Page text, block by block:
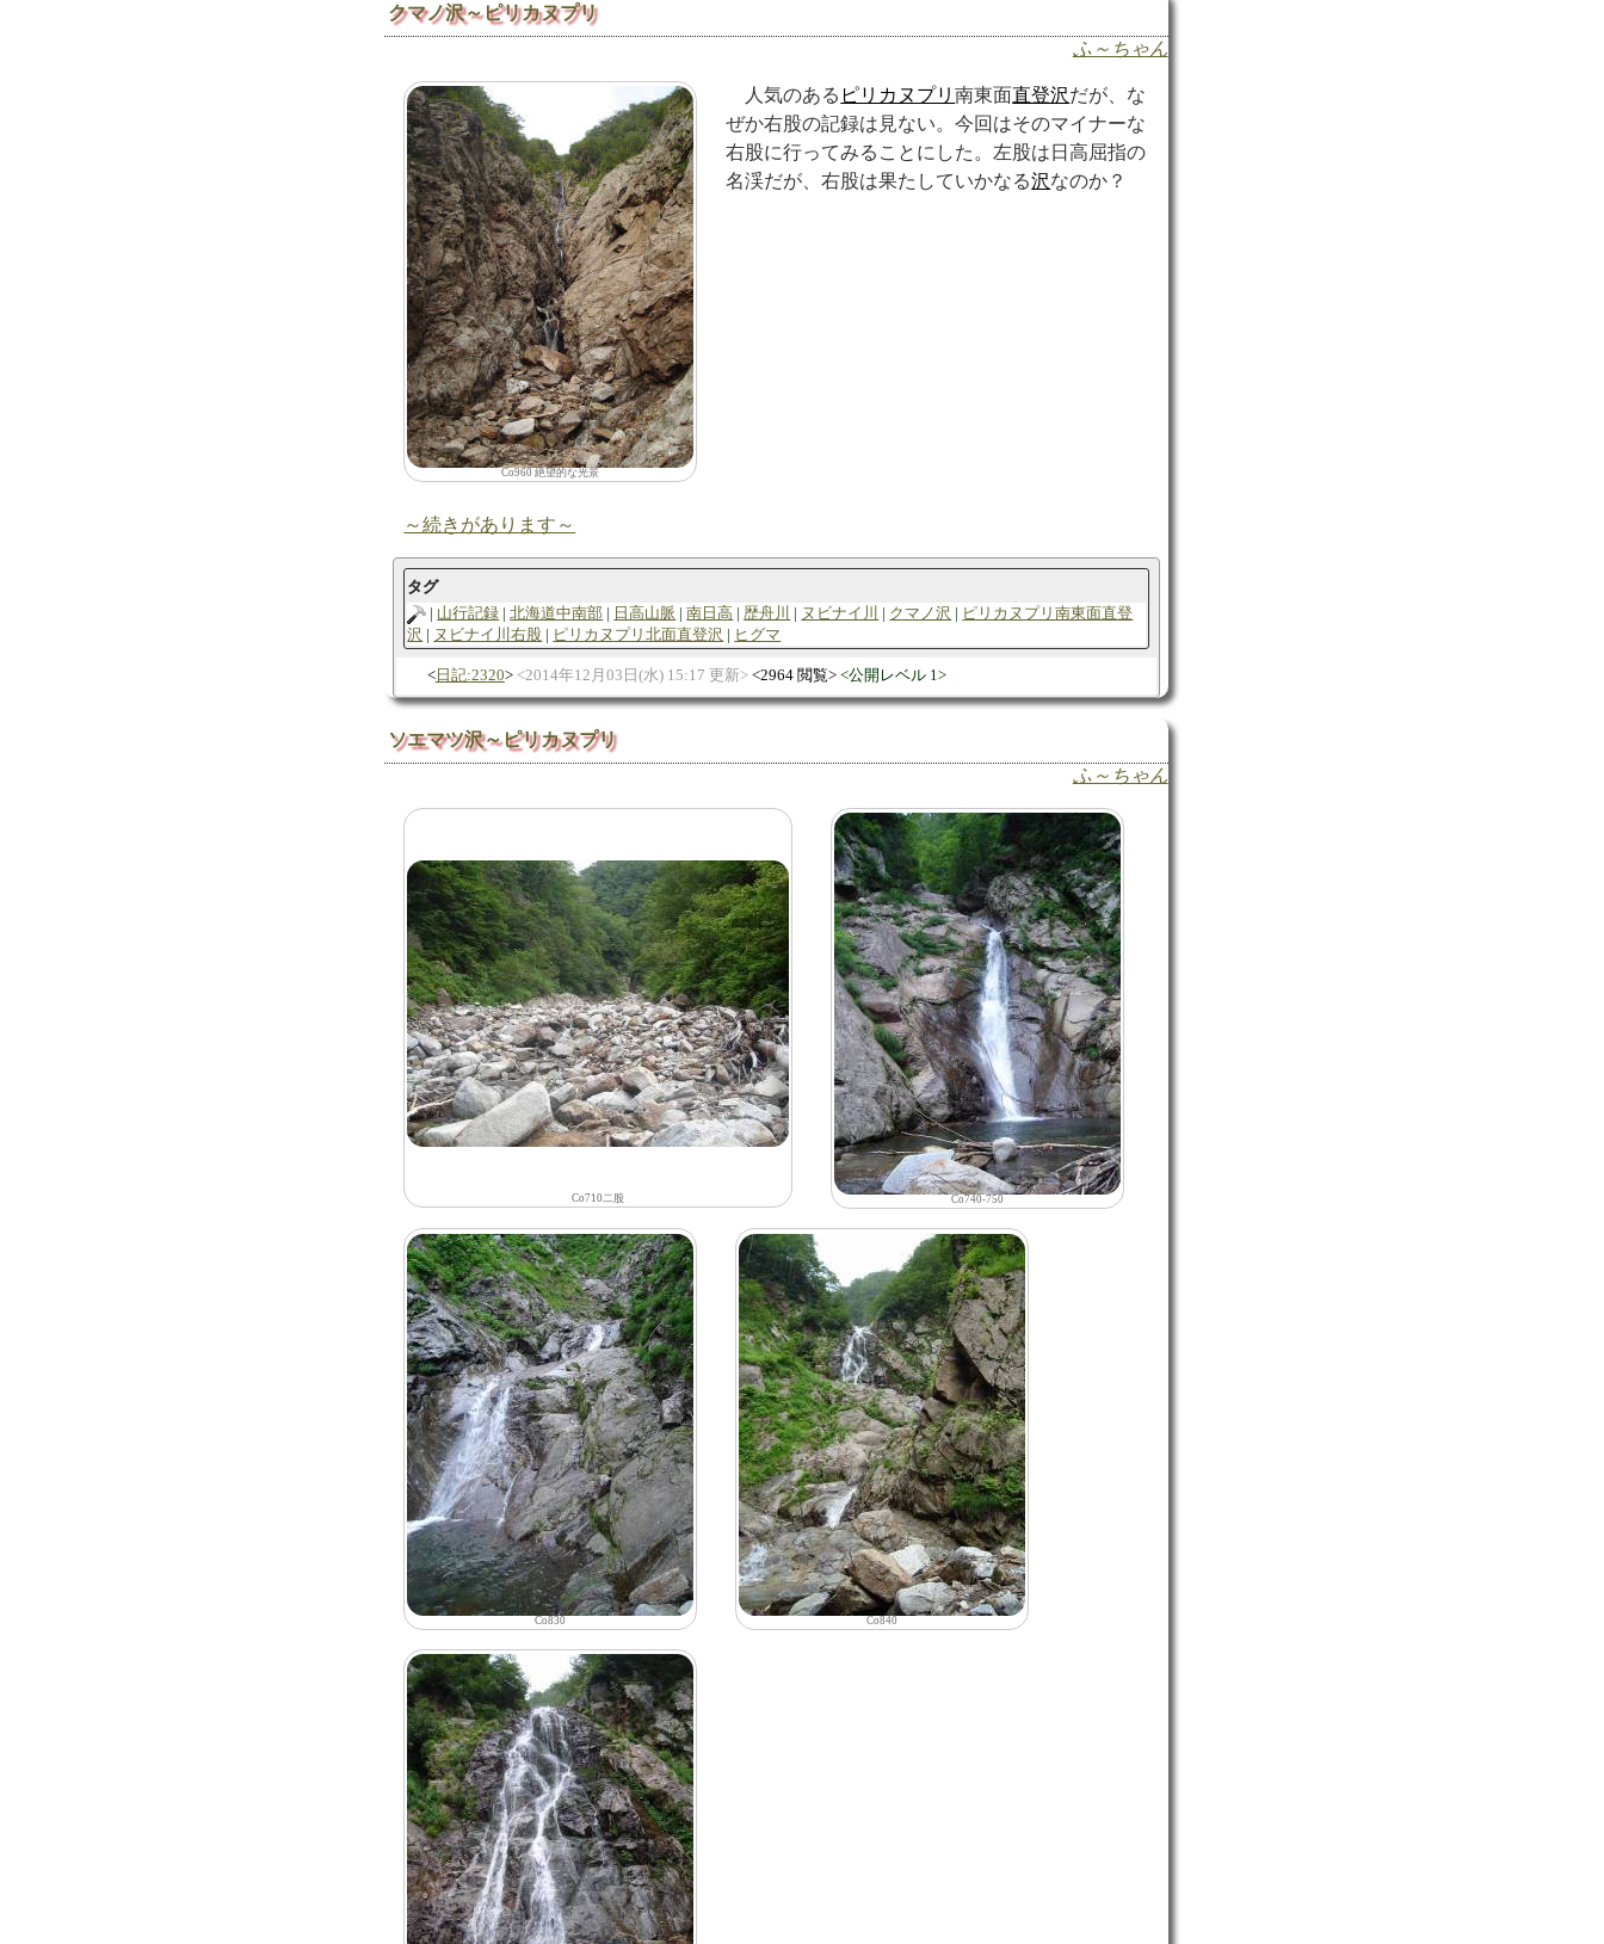
クマノ沢～ピリカヌプリ
ふ～ちゃん
Co960 絶望的な光景
人気のある ピリカヌプリ南東面直登沢だが、な
ぜか右股の記録は見ない。今回はそのマイナーな
右股に行ってみることにした。左股は日高屈指の
名渓だが、右股は果たしていかなる沢なのか？
～続きがあります～
タグ
山行記録
北海道中南部 日高山脈 南日高 歴舟川 ヌビナイ川 クマノ沢
ピリカヌプリ南東面直登
沢
ヌビナイ川右股 ピリカヌプリ北面直登沢 ヒグマ
日記:2320 2014年12月03日(水) 15:17 更新 2964 閲覧 公開レベル 1
ソエマツ沢～ピリカヌプリ
ふ～ちゃん
Co710二股 Co740-750
Co830 Co840